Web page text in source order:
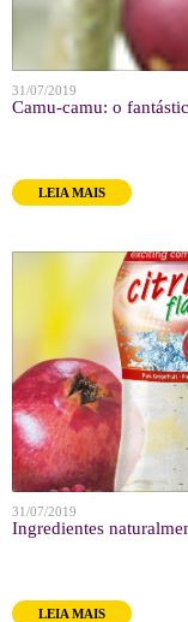
31/07/2019
Camu-camu: o
LEIA MAIS
31/07/2019
Ingredientes
LEIA MAIS